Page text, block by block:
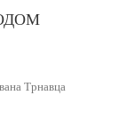
Трнавца